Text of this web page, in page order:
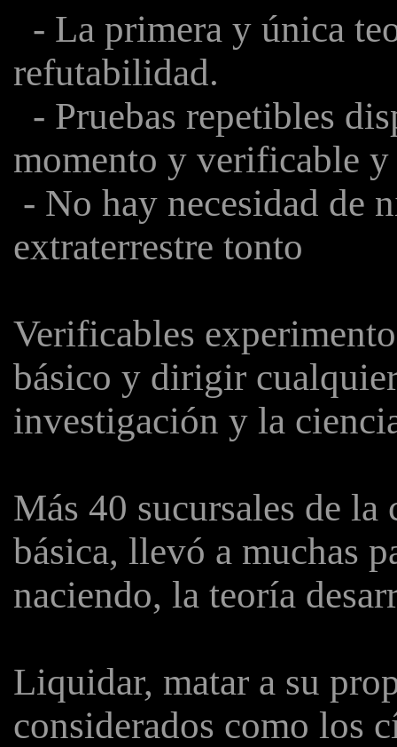
- La primera y única
refutabilidad.
- Pruebas repetibles
momento y verificable
- No hay necesidad de
extraterrestre tonto
Verificables
básico y dirigir
investigación y la
Más 40 sucursales de
básica, llevó a muchas
naciendo, la teoría
Liquidar, matar a su
considerados como los